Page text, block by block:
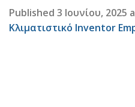
Published 3 Ιουνίου, 2025
Κλιματιστικό Inventor